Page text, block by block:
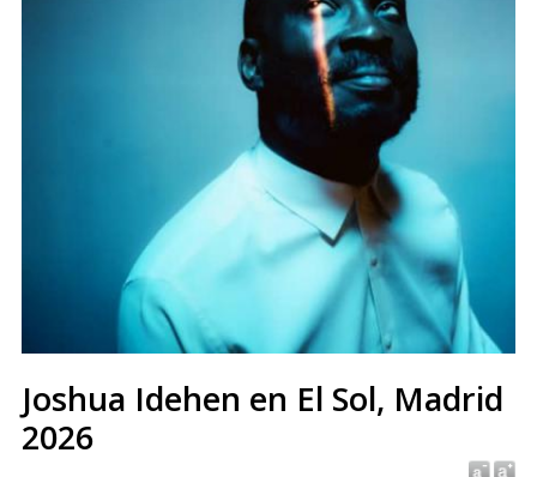
Joshua Idehen en El Sol, Madrid
2026